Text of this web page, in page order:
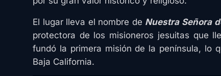
El lugar lleva el nombre de Nuestra Señora
protectora de los misioneros jesuitas que
fundó la primera misión de la península, lo
Baja California.